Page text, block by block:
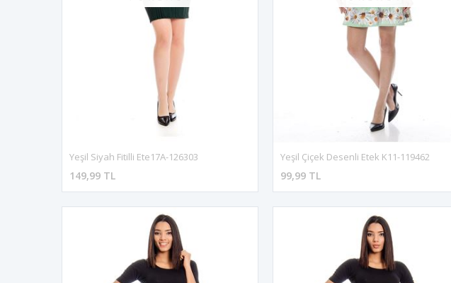
Yeşil Siyah Fitilli Ete17A-126303
149,99 TL
Yeşil Çiçek Desenli Etek K11-119462
99,99 TL